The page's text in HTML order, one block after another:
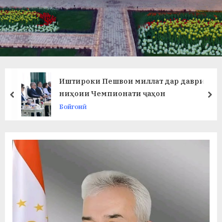
в
л
а
т
и
Иштироки Пешвои миллат дар даври
ниҳоии Чемпионати ҷаҳон
Бойгонӣ
prev